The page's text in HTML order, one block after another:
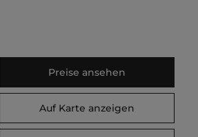
Preise ansehen
Auf Karte anzeigen